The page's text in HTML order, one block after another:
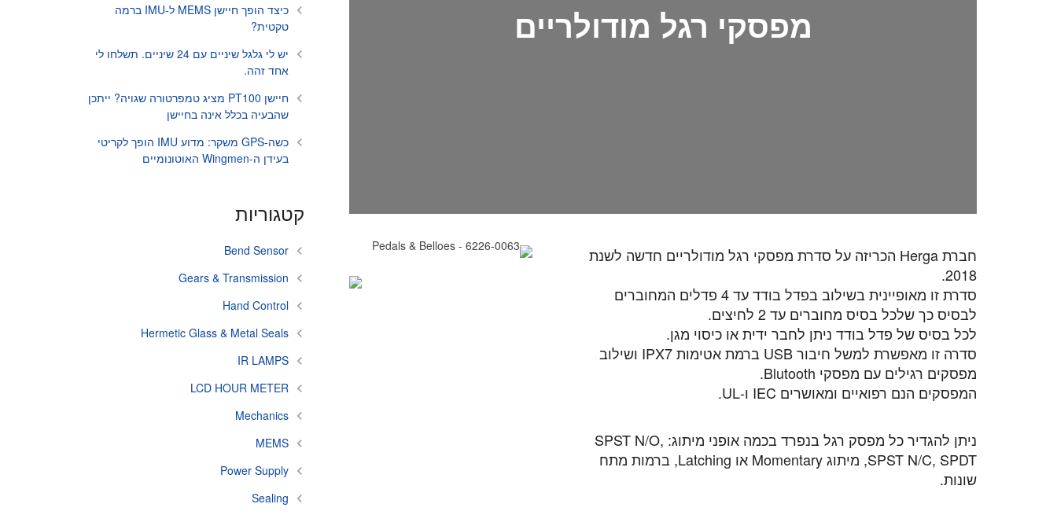
מפסקי רגל מודולריים
חברת Herga הכריזה על סדרת מפסקי רגל מודולריים חדשה לשנת
2018.
סדרת זו מאופיינית בשילוב בפדל בודד עד 4 פדלים המחוברים
לבסיס כך שלכל בסיס מחוברים עד 2 לחיצים.
לכל בסיס של פדל בודד ניתן לחבר ידית או כיסוי מגן.
סדרה זו מאפשרת למשל חיבור USB ברמת אטימות IPX7 ושילוב
מפסקים רגילים עם מפסקי Blutooth.
המפסקים הנם רפואיים ומאושרים IEC ו-UL.
ניתן להגדיר כל מפסק רגל בנפרד בכמה אופני מיתוג: SPST N/O,
SPST N/C, SPDT, מיתוג Momentary או Latching, ברמות מתח
שונות.
כיצד הופך חיישן MEMS ל-IMU ברמה
טקטית?
יש לי גלגל שיניים עם 24 שיניים. תשלחו לי
אחד זהה.
חיישן PT100 מציג טמפרטורה שגויה? ייתכן
שהבעיה בכלל אינה בחיישן
כשה-GPS משקר: מדוע IMU הופך לקריטי
בעידן ה-Wingmen האוטונומיים
קטגוריות
Bend Sensor
Gears & Transmission
Hand Control
Hermetic Glass & Metal Seals
IR LAMPS
LCD HOUR METER
Mechanics
MEMS
Power Supply
Sealing